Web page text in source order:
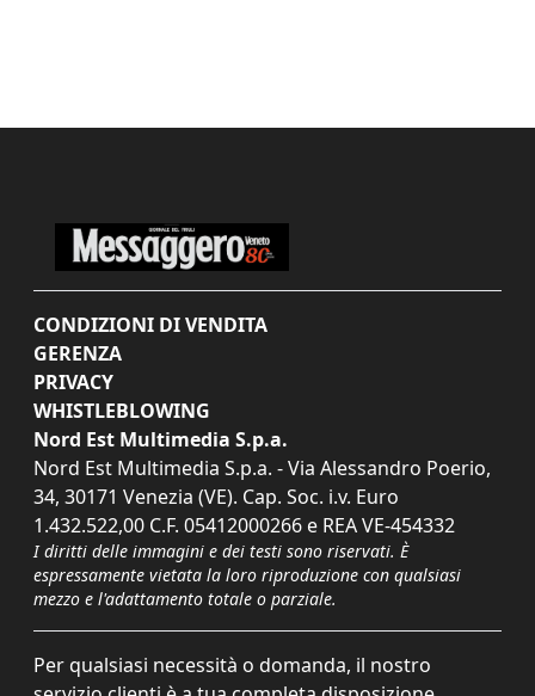
CONDIZIONI DI VENDITA
GERENZA
PRIVACY
WHISTLEBLOWING
Nord Est Multimedia S.p.a.
Nord Est Multimedia S.p.a. - Via Alessandro Poerio,
34, 30171 Venezia (VE). Cap. Soc. i.v. Euro
1.432.522,00 C.F. 05412000266 e REA VE-454332
I diritti delle immagini e dei testi sono riservati. È
espressamente vietata la loro riproduzione con qualsiasi
mezzo e l'adattamento totale o parziale.
Per qualsiasi necessità o domanda, il nostro